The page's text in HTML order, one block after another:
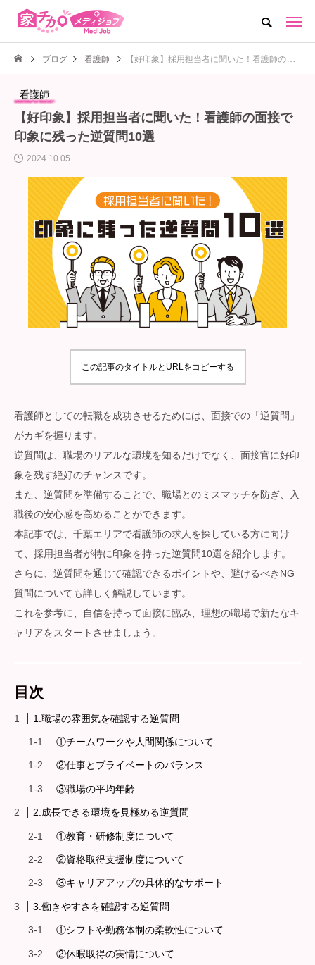
ブログ 看護師 【好印象】採用担当者に聞いた！看護師の面接で印象に残った逆質問10選
看護師
【好印象】採用担当者に聞いた！看護師の面接で
印象に残った逆質問10選
2024.10.05
この記事のタイトルとURLをコピーする
看護師としての転職を成功させるためには、面接での「逆質問」
がカギを握ります。
逆質問は、職場のリアルな環境を知るだけでなく、面接官に好印
象を残す絶好のチャンスです。
また、逆質問を準備することで、職場とのミスマッチを防ぎ、入
職後の安心感を高めることができます。
本記事では、千葉エリアで看護師の求人を探している方に向け
て、採用担当者が特に印象を持った逆質問10選を紹介します。
さらに、逆質問を通じて確認できるポイントや、避けるべきNG
質問についても詳しく解説しています。
これを参考に、自信を持って面接に臨み、理想の職場で新たなキ
ャリアをスタートさせましょう。
目次
1.職場の雰囲気を確認する逆質問
①チームワークや人間関係について
②仕事とプライベートのバランス
③職場の平均年齢
2.成長できる環境を見極める逆質問
①教育・研修制度について
②資格取得支援制度について
③キャリアアップの具体的なサポート
3.働きやすさを確認する逆質問
①シフトや勤務体制の柔軟性について
②休暇取得の実情について